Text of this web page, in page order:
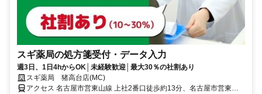
スギ薬局の処方箋受付・データ入力
週3日、1日4hからOK│未経験歓迎│最大30％の社割あり
スギ薬局 猪高台店(MC)
アクセス 名古屋市営東山線 上社2番口徒歩約13分、名古屋市営東山